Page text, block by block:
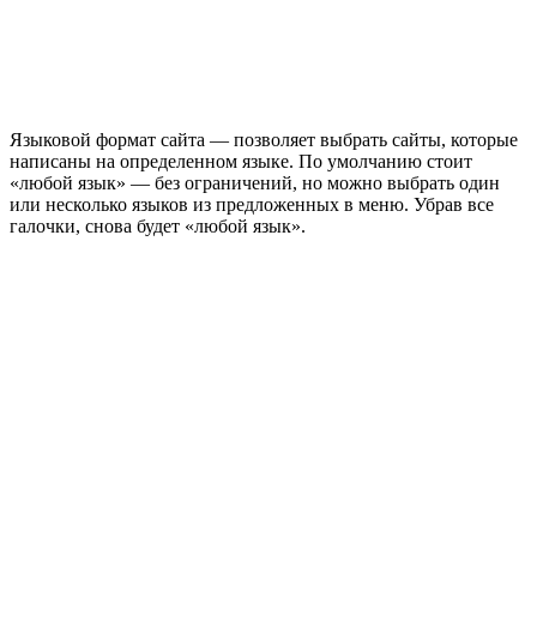
Языковой формат сайта — позволяет выбрать сайты, которые
написаны на определенном языке. По умолчанию стоит
«любой язык» — без ограничений, но можно выбрать один
или несколько языков из предложенных в меню. Убрав все
галочки, снова будет «любой язык».